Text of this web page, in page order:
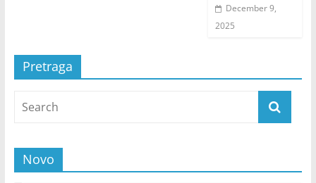
December 9,
2025
Pretraga
Novo